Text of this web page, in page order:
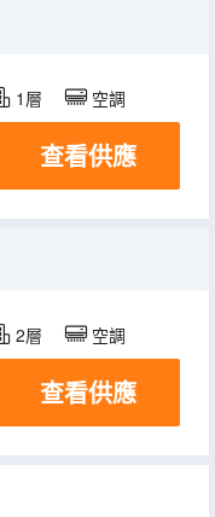
1層 空調
查看供應
2層 空調
查看供應